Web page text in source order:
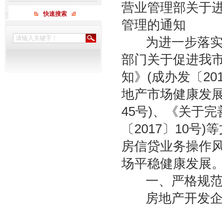
快速搜索
营业管理部关于
管理的通知
为进一步落实
部门关于促进我
知》(成办发〔
地产市场健康发
45号)、《关于完
〔2017〕10号)
房信贷业务操作
场平稳健康发展
一、严格规范
房地产开发企